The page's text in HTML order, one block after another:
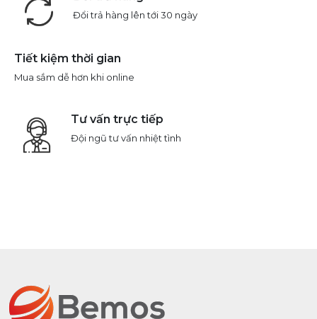
Đổi trả hàng lên tới 30 ngày
Tiết kiệm thời gian
Mua sắm dễ hơn khi online
Tư vấn trực tiếp
Đội ngũ tư vấn nhiệt tình